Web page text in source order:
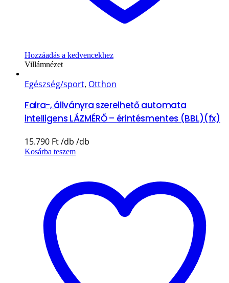
Hozzáadás a kedvencekhez
Villámnézet
Egészség/sport, Otthon
Falra-, állványra szerelhető automata
intelligens LÁZMÉRŐ – érintésmentes (BBL)(fx)
15.790 Ft
Kosárba teszem